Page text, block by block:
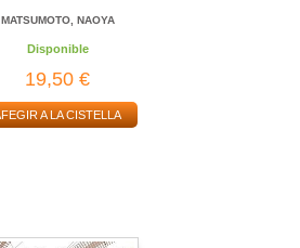
MATSUMOTO, NAOYA
Disponible
19,50 €
A LA CISTELLA